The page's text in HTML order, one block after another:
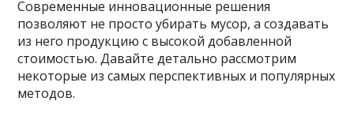
Современные инновационные решения
позволяют не просто убирать мусор, а создавать
из него продукцию с высокой добавленной
стоимостью. Давайте детально рассмотрим
некоторые из самых перспективных и популярных
методов.